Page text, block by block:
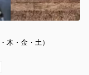
木・金・土）